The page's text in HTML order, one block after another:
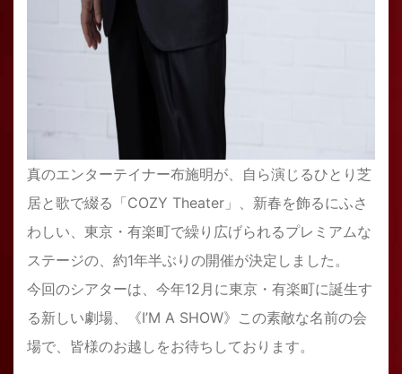
真のエンターテイナー布施明が、自ら演じるひとり芝
居と歌で綴る「COZY Theater」、新春を飾るにふさ
わしい、東京・有楽町で繰り広げられるプレミアムな
ステージの、約1年半ぶりの開催が決定しました。
今回のシアターは、今年12月に東京・有楽町に誕生す
る新しい劇場、《I’M A SHOW》この素敵な名前の会
場で、皆様のお越しをお待ちしております。